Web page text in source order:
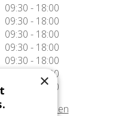
09:30 - 18:00
09:30 - 18:00
09:30 - 18:00
09:30 - 18:00
09:30 - 18:00
09:30 - 17:00
10:00 - 17:00
tonen
×